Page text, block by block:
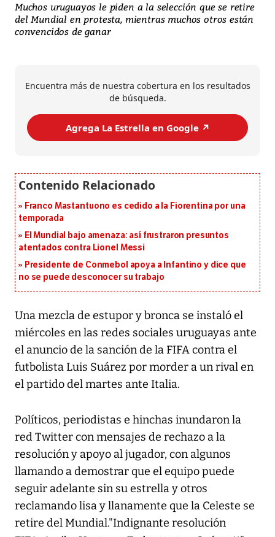
Muchos uruguayos le piden a la selección que se retire
del Mundial en protesta, mientras muchos otros están
convencidos de ganar
Encuentra más de nuestra cobertura en los resultados
de búsqueda.
Agrega La Estrella en Google ↗️
Franco Mastantuono es cedido a la Fiorentina por una
temporada
El Mundial bajo amenaza: así frustraron presuntos
atentados contra Lionel Messi
Presidente de Conmebol apoya a Infantino y dice que
no se puede desconocer su trabajo
Una mezcla de estupor y bronca se instaló el
miércoles en las redes sociales uruguayas ante
el anuncio de la sanción de la FIFA contra el
futbolista Luis Suárez por morder a un rival en
el partido del martes ante Italia.
Políticos, periodistas e hinchas inundaron la
red Twitter con mensajes de rechazo a la
resolución y apoyo al jugador, con algunos
llamando a demostrar que el equipo puede
seguir adelante sin su estrella y otros
reclamando lisa y llanamente que la Celeste se
retire del Mundial."Indignante resolución